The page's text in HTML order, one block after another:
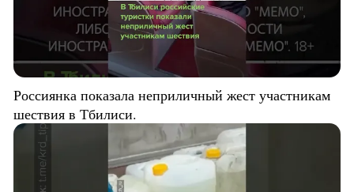
Россиянка показала неприличный жест участникам
шествия в Тбилиси.